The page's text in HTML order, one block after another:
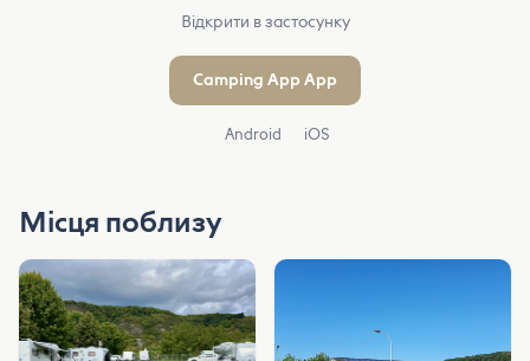
Відкрити в застосунку
Camping App App
Android iOS
Місця поблизу